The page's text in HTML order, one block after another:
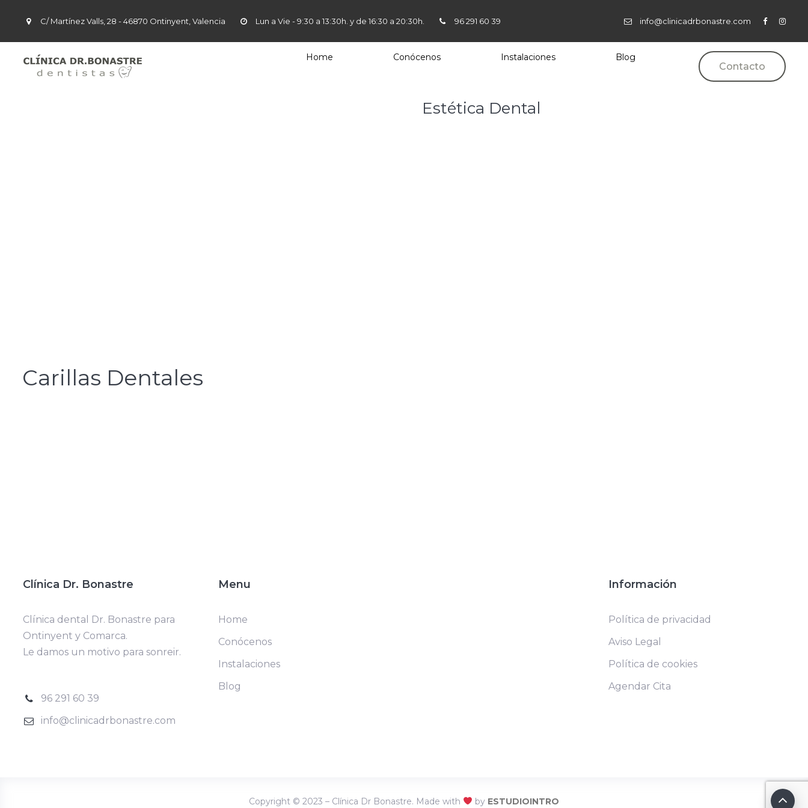
C/ Martínez Valls, 28 - 46870 Ontinyent, Valencia Lun a Vie - 9:30 a 13:30h. y de 16:30 a 20:30h. 96 291 60 39 info@clinicadrbonastre.com
Home Conócenos Instalaciones Blog
Contacto
Estética Dental
Carillas Dentales
Clínica Dr. Bonastre
Clínica dental Dr. Bonastre para
Ontinyent y Comarca.
Le damos un motivo para sonreir.
96 291 60 39
info@clinicadrbonastre.com
Menu
Home
Conócenos
Instalaciones
Blog
Información
Política de privacidad
Aviso Legal
Política de cookies
Agendar Cita
Copyright © 2023 – Clínica Dr Bonastre. Made with by ESTUDIOINTRO